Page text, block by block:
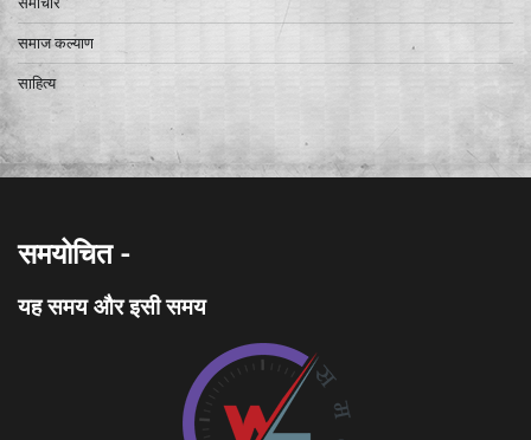
समाज कल्याण
साहित्य
समयोचित -
यह समय और इसी समय